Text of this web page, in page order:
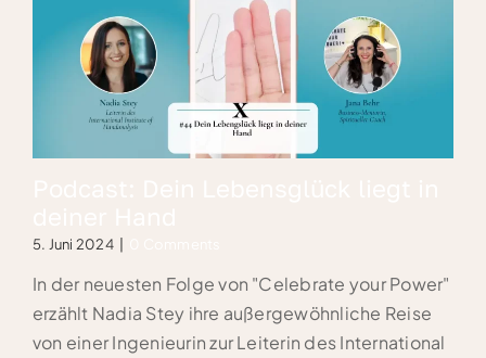
5. Juni 2024
In der neuesten Folge von "Celebrate your Power"
erzählt Nadia Stey ihre außergewöhnliche Reise
von einer Ingenieurin zur Leiterin des International